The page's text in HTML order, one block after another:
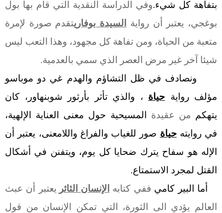
بتفاهة كل شيء.وفي الدراسة النقدية التي قام بها بول
بوغجي، يعتبر أن رواية
السيدة بوفاريتقدم صورة لإمرة
متعبة من الحياة، ومن تفاهة كل مجهود، وهذا التعب ليس
شيئا آخر غير مرض العصر الذي سمي بالعدمية.
ونصادف في ظل التشاؤم والهدم غي دو موباسو
مؤلف رواية حياة ، والذي تأثر بأرثور شوبنهاور، كان
يتهكم من عقيدة
المسيحية حول معنى العناية الإلهية،
في روايتهحياة صور للغياب والفراغ واللامعنى، يعتبر أن
الإله هو سفاح يترك ضحايا كل يوم، ويتفنن في أشكال
القتل لمجرد الاستمتاع.
أما البير كامي ففي كتابه الإنسان الثائر يعتبر أن عبث
العالم يؤدي الى الثورة،
لتي تمكن الإنسان من قول